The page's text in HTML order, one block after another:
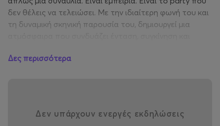
δεν θέλεις να τελειώσει. Με την ιδιαίτερη φωνή του και
τη δυναμική σκηνική παρουσία του, δημιουργεί μια
αναμενόμενες στάσεις της περιοδείας!
Δες περισσότερα
Δεν υπάρχουν ενεργές εκδηλώσεις